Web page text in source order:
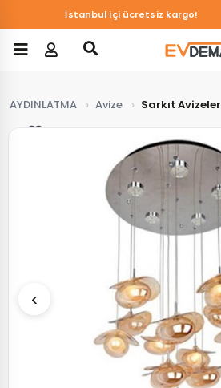
İstanbul içi ücretsiz kargo!
AYDINLATMA Avize Sarkıt Avizeler
‹